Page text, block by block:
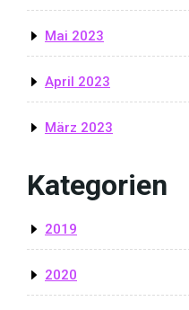
Mai 2023
April 2023
März 2023
Kategorien
2019
2020